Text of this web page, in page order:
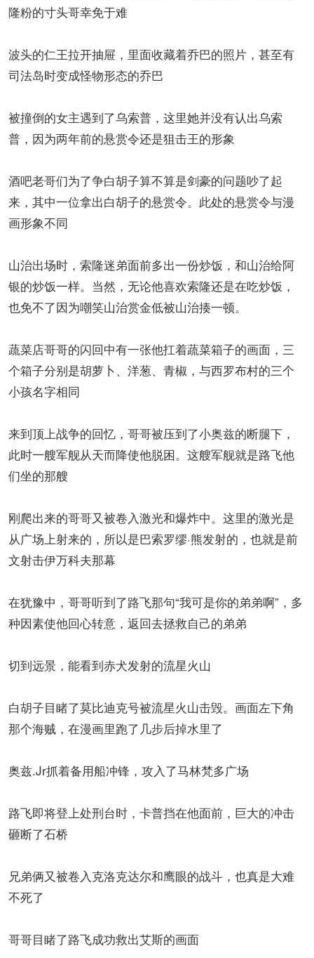
隆粉的寸头哥幸免于难
波头的仁王拉开抽屉，里面收藏着乔巴的照片，甚至有
司法岛时变成怪物形态的乔巴
被撞倒的女主遇到了乌索普，这里她并没有认出乌索
普，因为两年前的悬赏令还是狙击王的形象
酒吧老哥们为了争白胡子算不算是剑豪的问题吵了起
来，其中一位拿出白胡子的悬赏令。此处的悬赏令与漫
画形象不同
山治出场时，索隆迷弟面前多出一份炒饭，和山治给阿
银的炒饭一样。当然，无论他喜欢索隆还是在吃炒饭，
也免不了因为嘲笑山治赏金低被山治揍一顿。
蔬菜店哥哥的闪回中有一张他扛着蔬菜箱子的画面，三
个箱子分别是胡萝卜、洋葱、青椒，与西罗布村的三个
小孩名字相同
来到顶上战争的回忆，哥哥被压到了小奥兹的断腿下，
此时一艘军舰从天而降使他脱困。这艘军舰就是路飞他
们坐的那艘
刚爬出来的哥哥又被卷入激光和爆炸中。这里的激光是
从广场上射来的，所以是巴索罗缪·熊发射的，也就是前
文射击伊万科夫那幕
在犹豫中，哥哥听到了路飞那句“我可是你的弟弟啊”，多
种因素使他回心转意，返回去拯救自己的弟弟
切到远景，能看到赤犬发射的流星火山
白胡子目睹了莫比迪克号被流星火山击毁。画面左下角
那个海贼，在漫画里跑了几步后掉水里了
奥兹.Jr抓着备用船冲锋，攻入了马林梵多广场
路飞即将登上处刑台时，卡普挡在他面前，巨大的冲击
砸断了石桥
兄弟俩又被卷入克洛克达尔和鹰眼的战斗，也真是大难
不死了
哥哥目睹了路飞成功救出艾斯的画面